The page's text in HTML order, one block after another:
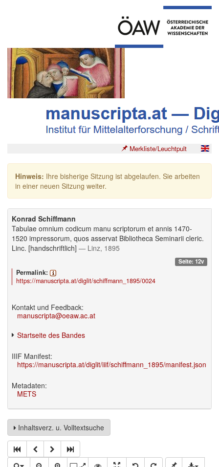
Merkliste/Leuchtpult
Hinweis: Ihre bisherige Sitzung ist abgelaufen. Sie arbeiten
in einer neuen Sitzung weiter.
Konrad Schiffmann
Tabulae omnium codicum manu scriptorum et annis 1470-
1520 impressorum, quos asservat Bibliotheca Seminarii cleric.
Linc. [handschriftlich] — Linz, 1895
Seite: 12v
Permalink:
https://manuscripta.at/diglit/schiffmann_1895/0024
Kontakt und Feedback:
manuscripta@oeaw.ac.at
Startseite des Bandes
IIIF Manifest:
https://manuscripta.at/diglit/iiif/schiffmann_1895/manifest.json
Metadaten:
METS
Inhaltsverz. u. Volltextsuche